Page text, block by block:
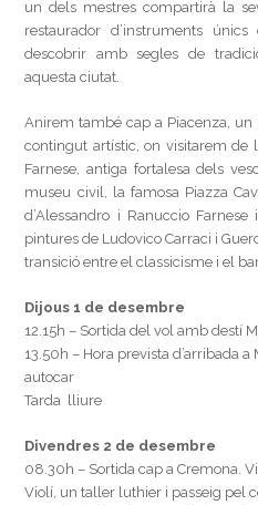
un dels mestres compartirà la
restaurador d’instruments
descobrir amb segles de
aquesta ciutat.
Anirem també cap a Piacenza,
contingut artístic, on visitarem de
Farnese, antiga fortalesa dels
museu civil, la famosa Piazza
d’Alessandro i Ranuccio
pintures de Ludovico Carraci i
transició entre el classicisme i el
Dijous 1 de desembre
12.15h – Sortida del vol amb destí
13.50h – Hora prevista d’arribada
autocar
Tarda lliure
Divendres 2 de desembre
08.30h – Sortida cap a Cremona.
Violí, un taller luthier i passeig pel